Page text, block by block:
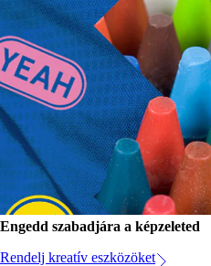
Engedd szabadjára a képzeleted
Rendelj kreatív eszközöket